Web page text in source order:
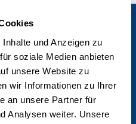
und Anzeigen zu
soziale Medien anbieten
unsere Website zu
wir Informationen zu Ihrer
an unsere Partner für
Analysen weiter. Unsere